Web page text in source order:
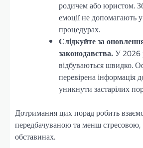
родичем або юристом.
емоції не допомагають
процедурах.
Слідкуйте за
законодавства.У 2026
відбуваються швидко.
перевірена інформація
уникнути застарілих
Дотримання цих порад робить
передбачуваною та менш стресовою,
обставинах.